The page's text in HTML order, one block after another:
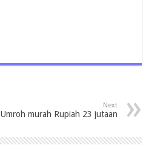
Next
Umroh murah Rupiah 23 jutaan